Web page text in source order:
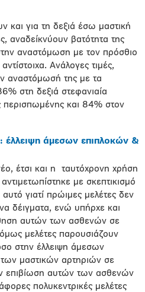
και για τη δεξιά έσω μαστική
αναδείκνύουν βατότητα της
αναστόμωση με τον πρόσθιο
Ανάλογες τιμές,
αναστόμωσή της με τα
στη δεξιά στεφανιαία
και 84% στον
έλλειψη άμεσων επιπλοκών &
έτσι και η ταυτόχρονη χρήση
με σκεπτικισμό
γιατί πρώιμες μελέτες δεν
δέιγματα, ενώ υπήρχε και
αυτών των ασθενών σε
μελέτες παρουσιάζουν
στην έλλειψη άμεσων
μαστικών αρτηριών σε
επιβίωση αυτών των ασθενών
πολυκεντρικές μελέτες